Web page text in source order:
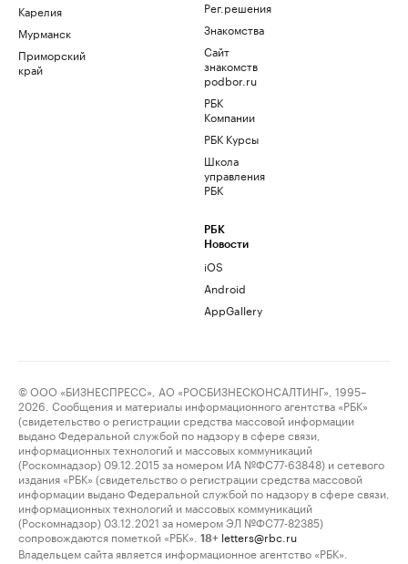
Карелия
Мурманск
Приморский
край
Рег.решения
Знакомства
Сайт
знакомств
podbor.ru
РБК
Компании
РБК Курсы
Школа
управления
РБК
РБК
Новости
iOS
Android
AppGallery
© ООО «БИЗНЕСПРЕСС», АО «РОСБИЗНЕСКОНСАЛТИНГ», 1995–
2026. Сообщения и материалы информационного агентства «РБК»
(свидетельство о регистрации средства массовой информации
выдано Федеральной службой по надзору в сфере связи,
информационных технологий и массовых коммуникаций
(Роскомнадзор) 09.12.2015 за номером ИА №ФС77-63848) и сетевого
издания «РБК» (свидетельство о регистрации средства массовой
информации выдано Федеральной службой по надзору в сфере связи,
информационных технологий и массовых коммуникаций
(Роскомнадзор) 03.12.2021 за номером ЭЛ №ФС77-82385)
сопровождаются пометкой «РБК».
18+ letters@rbc.ru
Владельцем сайта является информационное агентство «РБК».